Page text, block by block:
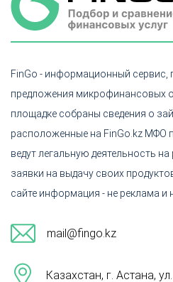
FinGo - информационный сервис,
предложения микрофинансовых
площадке собраны сведения о
расположенные на FinGo.kz МФО
ведут легальную деятельность
заявки на выдачу своих
сайте информация - не реклама и
mail@fingo.kz
Казахстан, г. Астана,